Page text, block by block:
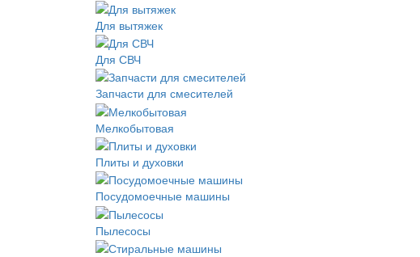
Для вытяжек
Для СВЧ
Запчасти для смесителей
Мелкобытовая
Плиты и духовки
Посудомоечные машины
Пылесосы